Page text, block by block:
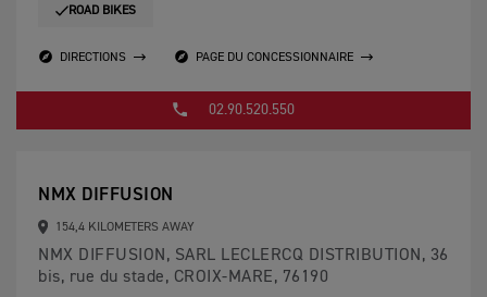
ROAD BIKES
DIRECTIONS PAGE DU CONCESSIONNAIRE
02.90.520.550
NMX DIFFUSION
154,4 KILOMETERS AWAY
NMX DIFFUSION, SARL LECLERCQ DISTRIBUTION, 36
bis, rue du stade, CROIX-MARE, 76190